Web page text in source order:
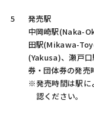
発売駅
中岡崎駅(Naka-
田駅(Mikawa-
(Yakusa)、瀬戸
券・団体券の発売
発売時間は駅
認ください。